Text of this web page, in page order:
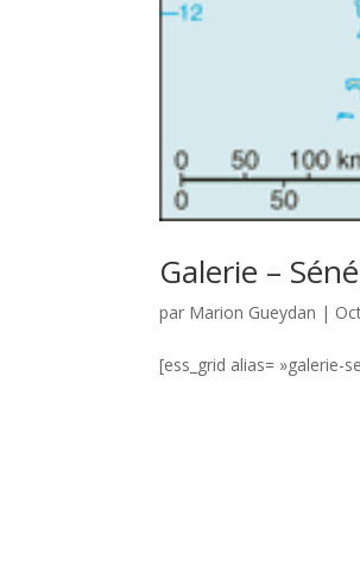
Galerie –
par Marion Gueydan |
[ess_grid alias= »galerie-